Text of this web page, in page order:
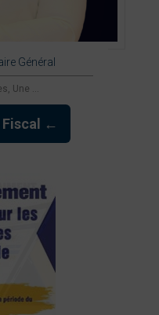
Général
Une ...
←